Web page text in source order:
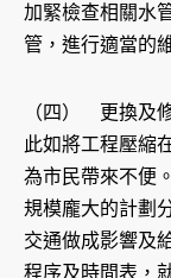
加緊檢查相關水
管，進行適當的
（四） 更換及
此如將工程壓縮
為市民帶來不便
規模龐大的計劃
交通做成影響及
程序及時間表，